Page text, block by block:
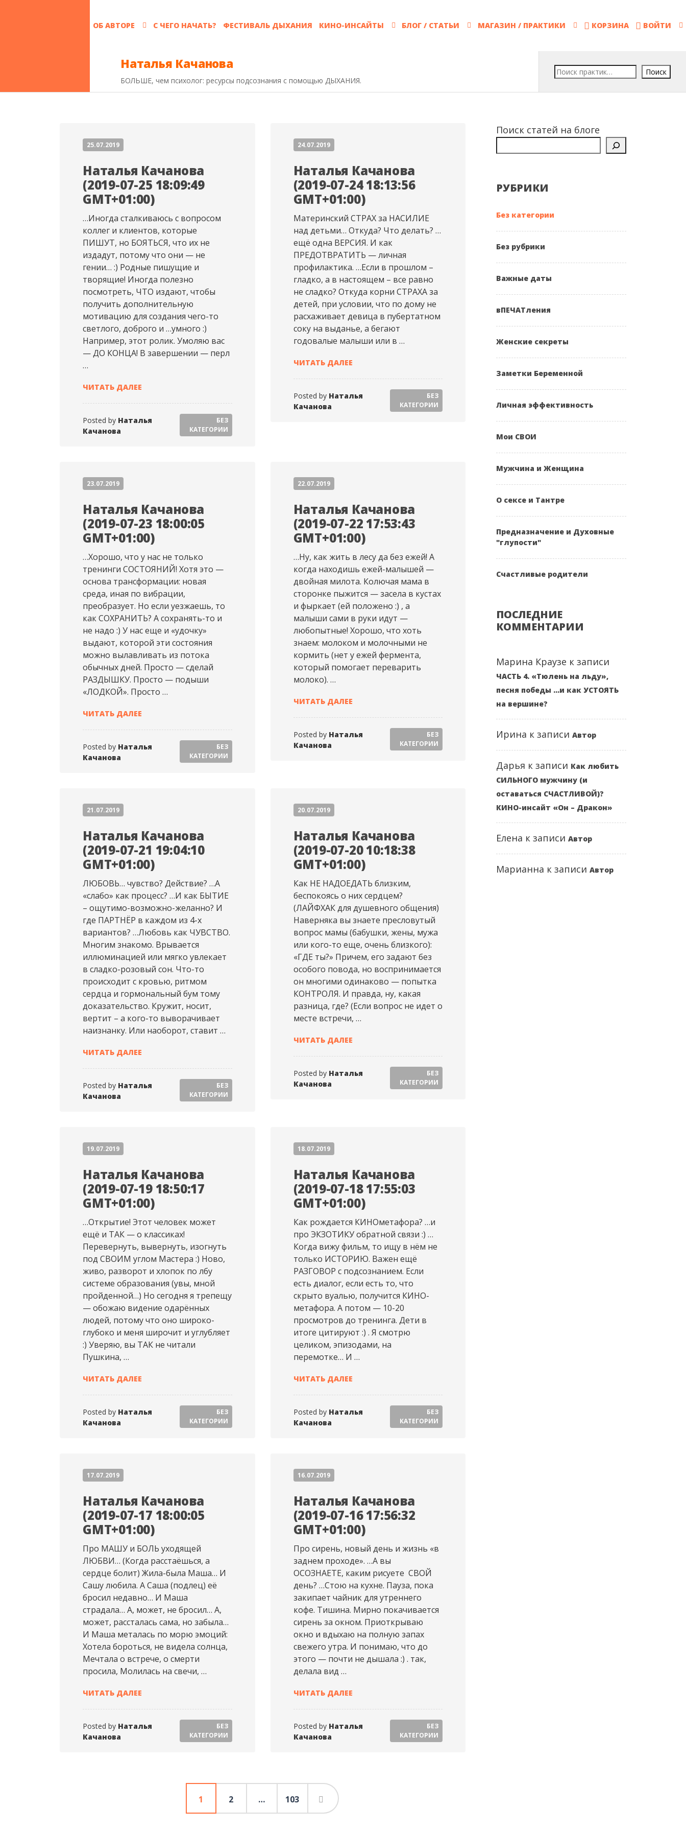
ОБ АВТОРЕ С ЧЕГО НАЧАТЬ? ФЕСТИВАЛЬ ДЫХАНИЯ КИНО-ИНСАЙТЫ БЛОГ / СТАТЬИ МАГАЗИН / ПРАКТИКИ КОРЗИНА ВОЙТИ
Наталья Качанова
БОЛЬШЕ, чем психолог: ресурсы подсознания с помощью ДЫХАНИЯ.
Поиск
25.07.2019
Наталья Качанова
(2019-07-25 18:09:49
GMT+01:00)
…Иногда сталкиваюсь с вопросом
коллег и клиентов, которые
ПИШУТ, но БОЯТЬСЯ, что их не
издадут, потому что они — не
гении… :) Родные пишущие и
творящие! Иногда полезно
посмотреть, ЧТО издают, чтобы
получить дополнительную
мотивацию для создания чего-то
светлого, доброго и …умного :)
Например, этот ролик. Умоляю вас
— ДО КОНЦА! В завершении — перл
…
ЧИТАТЬ ДАЛЕЕ
Posted by Наталья
Качанова
БЕЗ
КАТЕГОРИИ
24.07.2019
Наталья Качанова
(2019-07-24 18:13:56
GMT+01:00)
Материнский СТРАХ за НАСИЛИЕ
над детьми… Откуда? Что делать? …
ещё одна ВЕРСИЯ. И как
ПРЕДОТВРАТИТЬ — личная
профилактика. …Если в прошлом –
гладко, а в настоящем – все равно
не сладко? Откуда корни СТРАХА за
детей, при условии, что по дому не
расхаживает девица в пубертатном
соку на выданье, а бегают
годовалые малыши или в …
ЧИТАТЬ ДАЛЕЕНАТАЛЬЯ КАЧАНОВА (2019-07-24 18:13:56 GMT+01:00)
Posted by Наталья
Качанова
БЕЗ
КАТЕГОРИИ
23.07.2019
Наталья Качанова
(2019-07-23 18:00:05
GMT+01:00)
…Хорошо, что у нас не только
тренинги СОСТОЯНИЙ! Хотя это —
основа трансформации: новая
среда, иная по вибрации,
преобразует. Но если уезжаешь, то
как СОХРАНИТЬ? А сохранять-то и
не надо :) У нас еще и «удочку»
выдают, которой эти состояния
можно вылавливать из потока
обычных дней. Просто — сделай
РАЗДЫШКУ. Просто — подыши
«ЛОДКОЙ». Просто …
ЧИТАТЬ ДАЛЕЕ
Posted by Наталья
Качанова
БЕЗ
КАТЕГОРИИ
22.07.2019
Наталья Качанова
(2019-07-22 17:53:43
GMT+01:00)
…Ну, как жить в лесу да без ежей! А
когда находишь ежей-малышей —
двойная милота. Колючая мама в
сторонке пыжится — засела в кустах
и фыркает (ей положено :) , а
малыши сами в руки идут —
любопытные! Хорошо, что хоть
знаем: молоком и молочными не
кормить (нет у ежей фермента,
который помогает переварить
молоко). …
ЧИТАТЬ ДАЛЕЕНАТАЛЬЯ КАЧАНОВА (2019-07-22 17:53:43 GMT+01:00)
Posted by Наталья
Качанова
БЕЗ
КАТЕГОРИИ
21.07.2019
Наталья Качанова
(2019-07-21 19:04:10
GMT+01:00)
ЛЮБОВЬ… чувство? Действие? …А
«слабо» как процесс? …И как БЫТИЕ
– ощутимо-возможно-желанно? И
где ПАРТНЁР в каждом из 4-х
вариантов? …Любовь как ЧУВСТВО.
Многим знакомо. Врывается
иллюминацией или мягко увлекает
в сладко-розовый сон. Что-то
происходит с кровью, ритмом
сердца и гормональный бум тому
доказательство. Кружит, носит,
вертит – а кого-то выворачивает
наизнанку. Или наоборот, ставит …
ЧИТАТЬ ДАЛЕЕ
Posted by Наталья
Качанова
БЕЗ
КАТЕГОРИИ
20.07.2019
Наталья Качанова
(2019-07-20 10:18:38
GMT+01:00)
Как НЕ НАДОЕДАТЬ близким,
беспокоясь о них сердцем?
(ЛАЙФХАК для душевного общения)
Наверняка вы знаете пресловутый
вопрос мамы (бабушки, жены, мужа
или кого-то еще, очень близкого):
«ГДЕ ты?» Причем, его задают без
особого повода, но воспринимается
он многими одинаково — попытка
КОНТРОЛЯ. И правда, ну, какая
разница, где? (Если вопрос не идет о
месте встречи, …
ЧИТАТЬ ДАЛЕЕНАТАЛЬЯ КАЧАНОВА (2019-07-20 10:18:38 GMT+01:00)
Posted by Наталья
Качанова
БЕЗ
КАТЕГОРИИ
19.07.2019
Наталья Качанова
(2019-07-19 18:50:17
GMT+01:00)
…Открытие! Этот человек может
ещё и ТАК — о классиках!
Перевернуть, вывернуть, изогнуть
под СВОИМ углом Мастера :) Ново,
живо, разворот и хлопок по лбу
системе образования (увы, мной
пройденной…) Но сегодня я трепещу
— обожаю видение одарённых
людей, потому что оно широко-
глубоко и меня широчит и углубляет
:) Уверяю, вы ТАК не читали
Пушкина, …
ЧИТАТЬ ДАЛЕЕ НАТАЛЬЯ КАЧАНОВА (2019-07-19 18:50:17 GMT+01:00)
Posted by Наталья
Качанова
БЕЗ
КАТЕГОРИИ
18.07.2019
Наталья Качанова
(2019-07-18 17:55:03
GMT+01:00)
Как рождается КИНОметафора? …и
про ЭКЗОТИКУ обратной связи :) …
Когда вижу фильм, то ищу в нём не
только ИСТОРИЮ. Важен ещё
РАЗГОВОР с подсознанием. Если
есть диалог, если есть то, что
скрыто вуалью, получится КИНО-
метафора. А потом — 10-20
просмотров до тренинга. Дети в
итоге цитируют :) . Я смотрю
целиком, эпизодами, на
перемотке… И …
ЧИТАТЬ ДАЛЕЕНАТАЛЬЯ КАЧАНОВА (2019-07-18 17:55:03 GMT+01:00)
Posted by Наталья
Качанова
БЕЗ
КАТЕГОРИИ
17.07.2019
Наталья Качанова
(2019-07-17 18:00:05
GMT+01:00)
Про МАШУ и БОЛЬ уходящей
ЛЮБВИ… (Когда расстаёшься, а
сердце болит) Жила-была Маша… И
Сашу любила. А Саша (подлец) её
бросил недавно… И Маша
страдала… А, может, не бросил… А,
может, рассталась сама, но забыла…
И Маша металась по морю эмоций:
Хотела бороться, не видела солнца,
Мечтала о встрече, о смерти
просила, Молилась на свечи, …
ЧИТАТЬ ДАЛЕЕ НАТАЛЬЯ КАЧАНОВА (2019-07-17 18:00:05 GMT+01:00)
Posted by Наталья
Качанова
БЕЗ
КАТЕГОРИИ
16.07.2019
Наталья Качанова
(2019-07-16 17:56:32
GMT+01:00)
Про сирень, новый день и жизнь «в
заднем проходе». …А вы
ОСОЗНАЕТЕ, каким рисуете СВОЙ
день? …Стою на кухне. Пауза, пока
закипает чайник для утреннего
кофе. Тишина. Мирно покачивается
сирень за окном. Приоткрываю
окно и вдыхаю на полную запах
свежего утра. И понимаю, что до
этого — почти не дышала :) . так,
делала вид …
ЧИТАТЬ ДАЛЕЕНАТАЛЬЯ КАЧАНОВА (2019-07-16 17:56:32 GMT+01:00)
Posted by Наталья
Качанова
БЕЗ
КАТЕГОРИИ
1 2 … 103
Поиск статей на блоге
РУБРИКИ
Без категории
Без рубрики
Важные даты
вПЕЧАТления
Женские секреты
Заметки Беременной
Личная эффективность
Мои СВОИ
Мужчина и Женщина
О сексе и Тантре
Предназначение и Духовные
"глупости"
Счастливые родители
ПОСЛЕДНИЕ
КОММЕНТАРИИ
Марина Краузе к записи
ЧАСТЬ 4. «Тюлень на льду»,
песня победы …и как УСТОЯТЬ
на вершине?
Ирина к записи Автор
Дарья к записи Как любить
СИЛЬНОГО мужчину (и
оставаться СЧАСТЛИВОЙ)?
КИНО-инсайт «Он – Дракон»
Елена к записи Автор
Марианна к записи Автор